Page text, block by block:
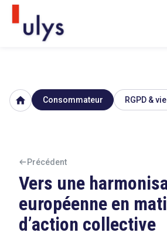
Avocats à Paris &
Un procès en vue ?
home Consommateur RGPD &
Précédent
Vers une
européenne en
d’action collective